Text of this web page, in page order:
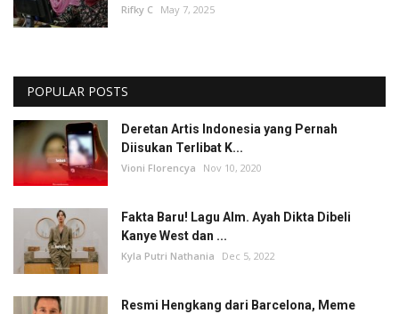
Rifky C May 7, 2025
POPULAR POSTS
Deretan Artis Indonesia yang Pernah
Diisukan Terlibat K...
Vioni Florencya Nov 10, 2020
Fakta Baru! Lagu Alm. Ayah Dikta Dibeli
Kanye West dan ...
Kyla Putri Nathania Dec 5, 2022
Resmi Hengkang dari Barcelona, Meme